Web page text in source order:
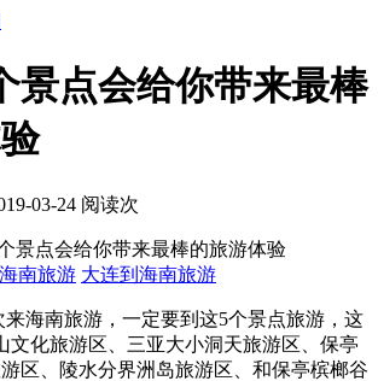
景点会给你带来最棒
03-24 阅读次
景点会给你带来最棒的旅游体验
海南旅游 大连到海南旅游
海南旅游，一定要到这5个景点旅游，这
文化旅游区、三亚大小洞天旅游区、保亭
区、陵水分界洲岛旅游区、和保亭槟榔谷